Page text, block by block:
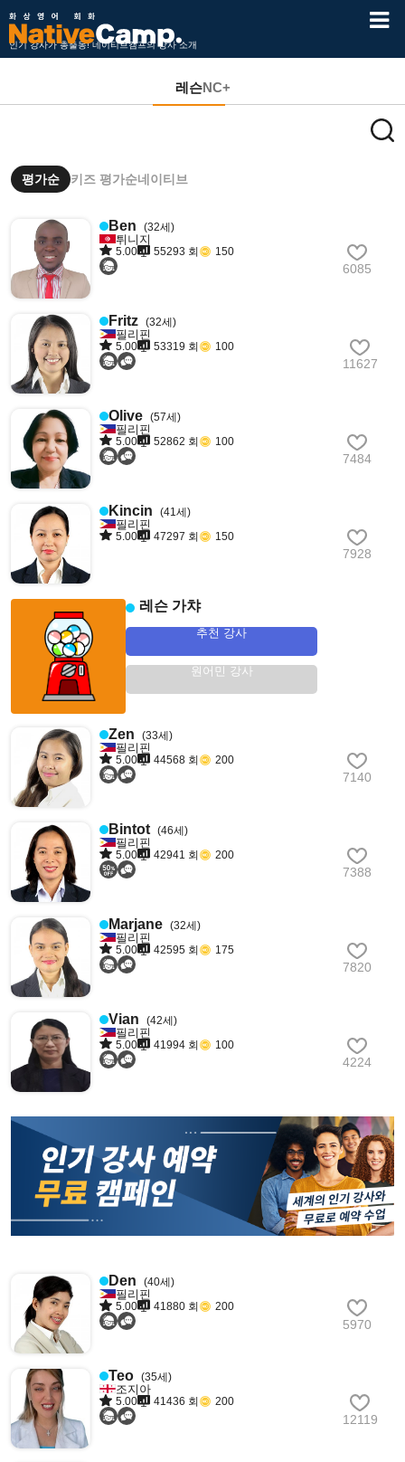
인기 강사가 총출동! 네이티브캠프의 강사 소개
레슨NC+
평가순 키즈 평가순네이티브
Ben (32세)
튀니지
5.00 55293 회 150
6085
Fritz (32세)
필리핀
5.00 53319 회 100
11627
Olive (57세)
필리핀
5.00 52862 회 100
7484
Kincin (41세)
필리핀
5.00 47297 회 150
7928
레슨 가챠
추천 강사
원어민 강사
Zen (33세)
필리핀
5.00 44568 회 200
7140
Bintot (46세)
필리핀
5.00 42941 회 200
7388
Marjane (32세)
필리핀
5.00 42595 회 175
7820
Vian (42세)
필리핀
5.00 41994 회 100
4224
Den (40세)
필리핀
5.00 41880 회 200
5970
Teo (35세)
조지아
5.00 41436 회 200
12119